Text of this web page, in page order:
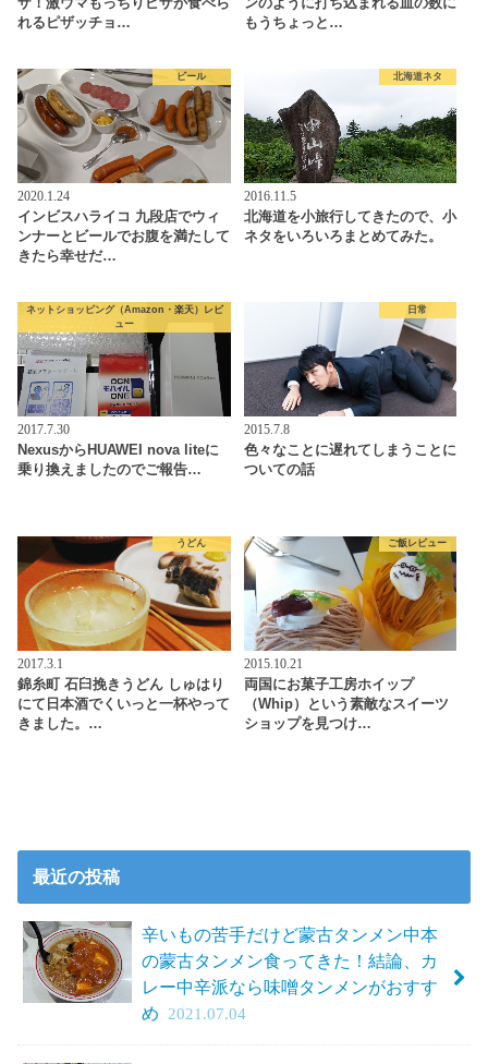
ザ！激ウマもっちりピザが食べら
れるピザッチョ…
ンのように打ち込まれる皿の数に
もうちょっと…
ビール
2020.1.24
インビスハライコ 九段店でウィ
ンナーとビールでお腹を満たして
きたら幸せだ…
北海道ネタ
2016.11.5
北海道を小旅行してきたので、小
ネタをいろいろまとめてみた。
ネットショッピング（Amazon・楽天）レビ
ュー
2017.7.30
NexusからHUAWEI nova liteに
乗り換えましたのでご報告…
日常
2015.7.8
色々なことに遅れてしまうことに
ついての話
うどん
2017.3.1
錦糸町 石臼挽きうどん しゅはり
にて日本酒でくいっと一杯やって
きました。…
ご飯レビュー
2015.10.21
両国にお菓子工房ホイップ
（Whip）という素敵なスイーツ
ショップを見つけ…
最近の投稿
辛いもの苦手だけど蒙古タンメン中本
の蒙古タンメン食ってきた！結論、カ
レー中辛派なら味噌タンメンがおすす
め
2021.07.04